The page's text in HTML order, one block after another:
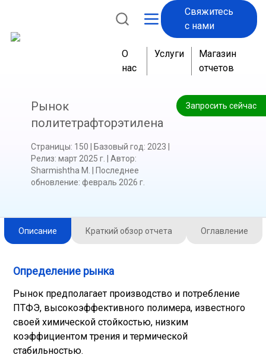
Свяжитесь
с нами
О
нас
Услуги
Магазин
отчетов
Запросить сейчас
Рынок
политетрафторэтилена
Страницы: 150 Базовый год: 2023
Релиз: март 2025 г. Автор:
Sharmishtha M.
Последнее
обновление: февраль 2026 г.
Описание Краткий обзор отчета Оглавление
Определение рынка
Рынок предполагает производство и потребление
ПТФЭ, высокоэффективного полимера, известного
своей химической стойкостью, низким
коэффициентом трения и термической
стабильностью.